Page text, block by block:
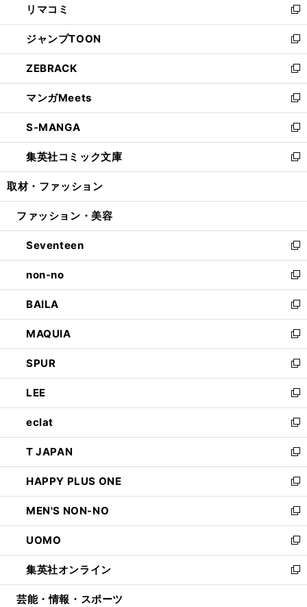
で
開
く
ド
ウ
で
開
く
ィ
ン
ド
ウ
で
開
く
い
ウ
ィ
ン
ド
ウ
で
開
く
リマコミ
新
し
い
ウ
ィ
ン
ド
ウ
で
開
く
ジャンプTOON
新
し
い
ウ
ィ
ン
ド
ウ
で
開
ZEBRACK
新
し
い
ウ
ィ
ン
ド
ウ
開
マンガMeets
新
し
い
ウ
ィ
ン
ウ
開
く
S-MANGA
新
し
い
ウ
ン
ウ
で
開
く
集英社コミック文庫
新
し
ウ
ン
ド
ウ
で
開
く
取材・ファッション
ファッション・美容
Seventeen
新
し
い
ウ
ィ
ン
ド
ウ
で
開
く
non-no
新
し
い
ウ
ィ
ン
ド
ウ
で
開
く
BAILA
新
し
い
ウ
ィ
ン
ド
ウ
で
開
く
MAQUIA
新
し
い
ウ
ィ
ン
ド
ウ
で
開
く
SPUR
新
し
い
ウ
ィ
ン
ド
ウ
で
開
く
LEE
新
し
い
ウ
ィ
ン
ド
ウ
で
開
く
eclat
新
し
い
ウ
ィ
ン
ド
ウ
で
開
く
T JAPAN
新
し
い
ウ
ィ
ン
ド
ウ
で
開
HAPPY PLUS ONE
新
し
い
ウ
ィ
ン
ド
ウ
MEN'S NON-NO
新
し
い
ウ
ィ
ン
UOMO
新
し
い
ウ
集英社オンライン
新
し
芸能・情報・スポーツ